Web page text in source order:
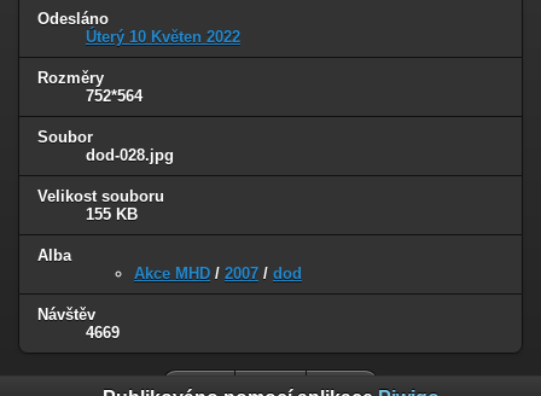
Odesláno
Úterý 10 Květen 2022
Rozměry
752*564
Soubor
dod-028.jpg
Velikost souboru
155 KB
Alba
Akce MHD / 2007 / dod
Návštěv
4669